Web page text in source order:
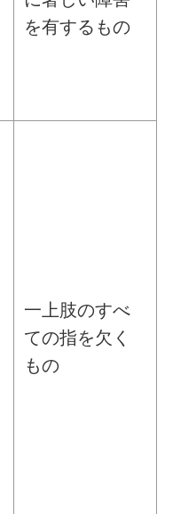
を有するもの
一上肢のすべ
ての指を欠く
もの